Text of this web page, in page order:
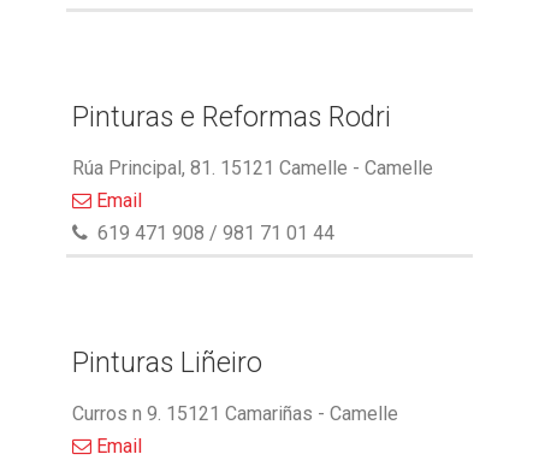
Pinturas e Reformas Rodri
Rúa Principal, 81. 15121 Camelle - Camelle
Email
619 471 908 / 981 71 01 44
Pinturas Liñeiro
Curros n 9. 15121 Camariñas - Camelle
Email